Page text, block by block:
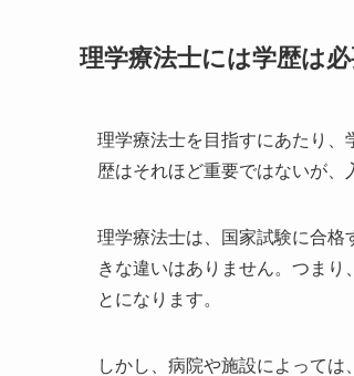
理学療法士には学歴は
理学療法士を目指すにあたり、
歴はそれほど重要ではないが、
理学療法士は、国家試験に合格
きな違いはありません。つま
とになります。
しかし、病院や施設によって